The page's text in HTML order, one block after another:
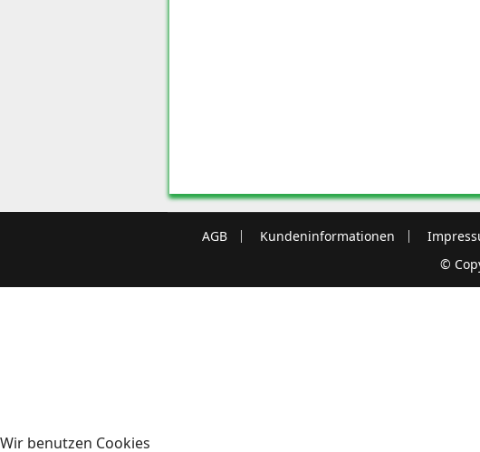
AGB Kundeninformationen
©
Wir benutzen Cookies